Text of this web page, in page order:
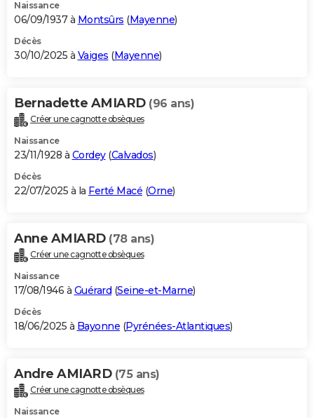
Naissance
06/09/1937 à Montsûrs (Mayenne)
Décès
30/10/2025 à Vaiges (Mayenne)
Bernadette AMIARD (96 ans)
Créer une cagnotte obsèques
Naissance
23/11/1928 à Cordey(Calvados)
Décès
22/07/2025 à la Ferté Macé (Orne)
Anne AMIARD (78 ans)
Créer une cagnotte obsèques
Naissance
17/08/1946 à Guérard (Seine-et-Marne)
Décès
18/06/2025 à Bayonne (Pyrénées-Atlantiques)
Andre AMIARD (75 ans)
Créer une cagnotte obsèques
Naissance